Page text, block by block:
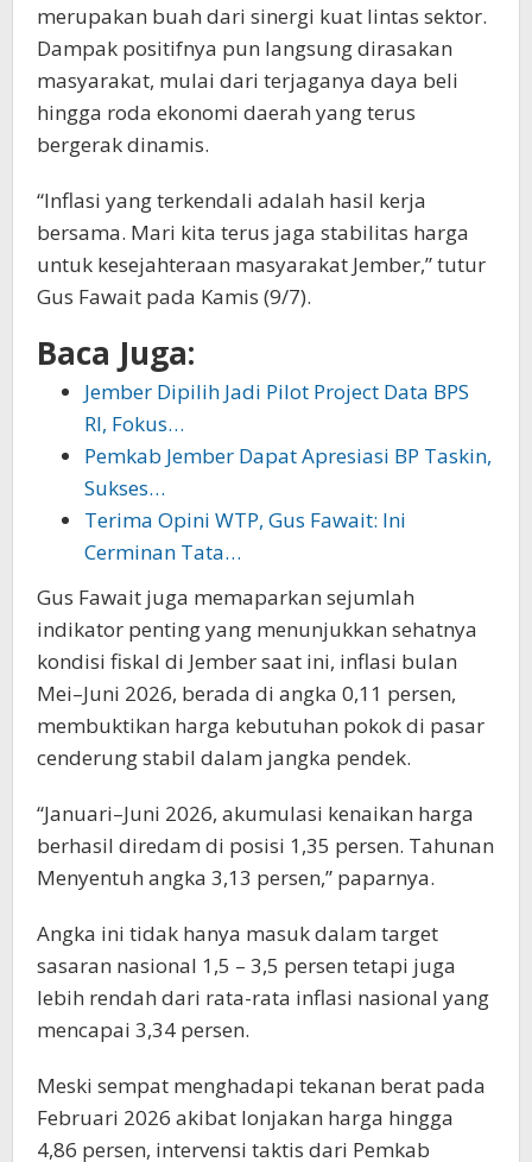
merupakan buah dari sinergi kuat lintas sektor.
Dampak positifnya pun langsung dirasakan
masyarakat, mulai dari terjaganya daya beli
hingga roda ekonomi daerah yang terus
bergerak dinamis.
“Inflasi yang terkendali adalah hasil kerja
bersama. Mari kita terus jaga stabilitas harga
untuk kesejahteraan masyarakat Jember,” tutur
Gus Fawait pada Kamis (9/7).
Baca Juga:
Jember Dipilih Jadi Pilot Project Data BPS
RI, Fokus…
Pemkab Jember Dapat Apresiasi BP Taskin,
Sukses…
Terima Opini WTP, Gus Fawait: Ini
Cerminan Tata…
Gus Fawait juga memaparkan sejumlah
indikator penting yang menunjukkan sehatnya
kondisi fiskal di Jember saat ini, inflasi bulan
Mei–Juni 2026, berada di angka 0,11 persen,
membuktikan harga kebutuhan pokok di pasar
cenderung stabil dalam jangka pendek.
“Januari–Juni 2026, akumulasi kenaikan harga
berhasil diredam di posisi 1,35 persen. Tahunan
Menyentuh angka 3,13 persen,” paparnya.
Angka ini tidak hanya masuk dalam target
sasaran nasional 1,5 – 3,5 persen tetapi juga
lebih rendah dari rata-rata inflasi nasional yang
mencapai 3,34 persen.
Meski sempat menghadapi tekanan berat pada
Februari 2026 akibat lonjakan harga hingga
4,86 persen, intervensi taktis dari Pemkab